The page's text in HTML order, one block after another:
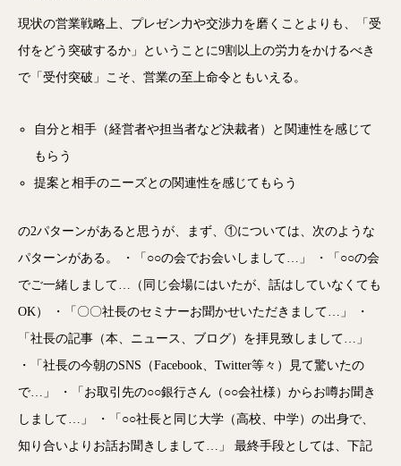
現状の営業戦略上、プレゼン力や交渉力を磨くことよりも、「受
付をどう突破するか」ということに9割以上の労力をかけるべき
で「受付突破」こそ、営業の至上命令ともいえる。
自分と相手（経営者や担当者など決裁者）と関連性を感じて
もらう
提案と相手のニーズとの関連性を感じてもらう
の2パターンがあると思うが、まず、①については、次のような
パターンがある。 ・「○○の会でお会いしまして…」 ・「○○の会
でご一緒しまして…（同じ会場にはいたが、話はしていなくても
OK） ・「〇〇社長のセミナーお聞かせいただきまして…」 ・
「社長の記事（本、ニュース、ブログ）を拝見致しまして…」
・「社長の今朝のSNS（Facebook、Twitter等々）見て驚いたの
で…」 ・「お取引先の○○銀行さん（○○会社様）からお噂お聞き
しまして…」 ・「○○社長と同じ大学（高校、中学）の出身で、
知り合いよりお話お聞きしまして…」 最終手段としては、下記